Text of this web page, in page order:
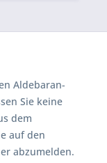
Aldebaran-
Sie keine
dem
auf den
abzumelden.